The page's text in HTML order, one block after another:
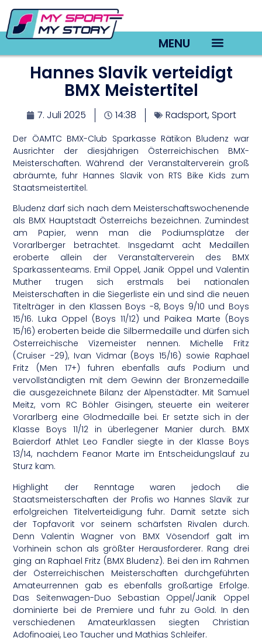
MENU
Hannes Slavik verteidigt
BMX Meistertitel
7. Juli 2025 14:38 Radsport,Sport
Der ÖAMTC BMX-Club Sparkasse Rätikon Bludenz war
Ausrichter der diesjährigen Österreichischen BMX-
Meisterschaften. Während der Veranstalterverein groß
abräumte, fuhr Hannes Slavik von RTS Bike Kids zum
Staatsmeistertitel.
Bludenz darf sich nach dem Meisterschaftswochenende
als BMX Hauptstadt Österreichs bezeichnen. Zumindest
am Papier, wenn man die Podiumsplätze der
Vorarlberger betrachtet. Insgedamt acht Medaillen
eroberte allein der Veranstalterverein des BMX
Sparkassenteams. Emil Oppel, Janik Oppel und Valentin
Muther trugen sich erstmals bei nationalen
Meisterschaften in die Siegerliste ein und sind die neuen
Titelträger in den Klassen Boys -8, Boys 9/10 und Boys
15/16. Luka Oppel (Boys 11/12) und Paikea Marte (Boys
15/16) eroberten beide die Silbermedaille und dürfen sich
Österreichische Vizemeister nennen. Michelle Fritz
(Cruiser -29), Ivan Vidmar (Boys 15/16) sowie Raphael
Fritz (Men 17+) fuhren ebenfalls aufs Podium und
vervollständigten mit dem Gewinn der Bronzemedaille
die ausgezeichnete Bilanz der Alpenstädter. Mit Samuel
Meitz, vom RC Böhler Gisingen, steuerte ein weiterer
Vorarlberg eine Glodmedaille bei. Er setzte sich in der
Klasse Boys 11/12 in überlegener Manier durch. BMX
Baierdorf Athlet Leo Fandler siegte in der Klasse Boys
13/14, nachdem Feanor Marte im Entscheidungslauf zu
Sturz kam.
Highlight der Renntage waren jedoch die
Staatsmeisterschaften der Profis wo Hannes Slavik zur
erfolgreichen Titelverteidigung fuhr. Damit setzte sich
der Topfavorit vor seinem schärfsten Rivalen durch.
Denn Valentin Wagner von BMX Vösendorf galt im
Vorhinein schon als größter Herausforderer. Rang drei
ging an Raphael Fritz (BMX Bludenz). Bei den im Rahmen
der Österreichischen Meisterschaften durchgeführten
Amateurrennen gab es ebenfalls großartige Erfolge.
Das Seitenwagen-Duo Sebastian Oppel/Janik Oppel
dominierte bei de Premiere und fuhr zu Gold. In den
verschiedenen Amateurklassen siegten Christian
Adofinoaiei, Leo Taucher und Mathias Schleifer.